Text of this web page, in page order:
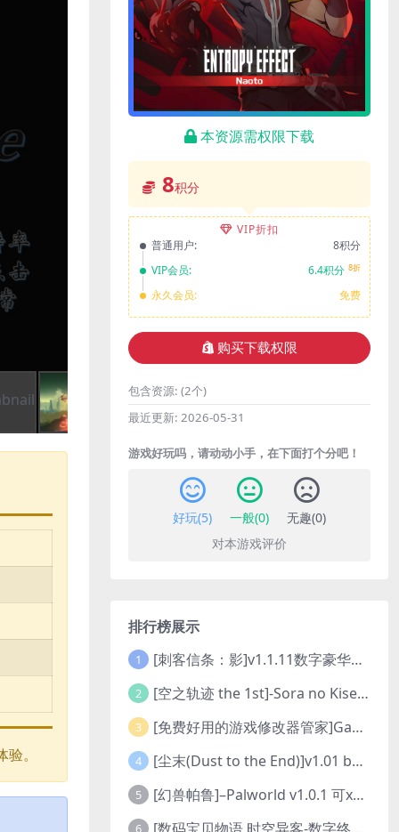
。
本资源需权限下载
8积分
VIP折扣
普通用户:
8积分
VIP会员:
6.4积分 8折
永久会员: 免费
购买下载权限
包含资源: (2个)
最近更新: 2026-05-31
游戏好玩吗，请动动小手，在下面打个分吧！
好玩(5) 一般(0) 无趣(0)
对本游戏评价
排行榜展示
1 [刺客信条：影]v1.1.11数字豪华版全DLC
2 [空之轨迹 the 1st]-Sora no Kiseki the 1st-更新至v1.06.4-全DLC
3 [免费好用的游戏修改器管家]Game Cheats Manager
4 [尘末(Dust to the End)]v1.01 build9321107
5 [幻兽帕鲁]–Palworld v1.0.1 可xbox联机
6